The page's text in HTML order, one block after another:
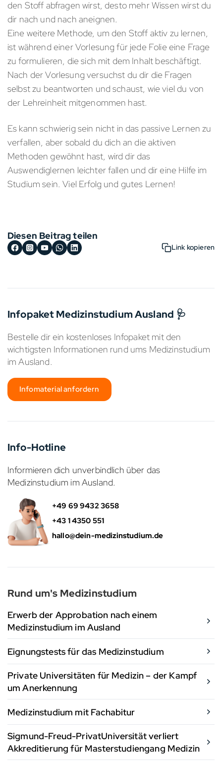
den Stoff abfragen wirst, desto mehr Wissen wirst du
dir nach und nach aneignen.
Eine weitere Methode, um den Stoff aktiv zu lernen,
ist während einer Vorlesung für jede Folie eine Frage
zu formulieren, die sich mit dem Inhalt beschäftigt.
Nach der Vorlesung versuchst du dir die Fragen
selbst zu beantworten und schaust, wie viel du von
der Lehreinheit mitgenommen hast.
Es kann schwierig sein nicht in das passive Lernen zu
verfallen, aber sobald du dich an die aktiven
Methoden gewöhnt hast, wird dir das
Auswendiglernen leichter fallen und dir eine Hilfe im
Studium sein. Viel Erfolg und gutes Lernen!
Diesen Beitrag teilen
Link kopieren
Infopaket Medizinstudium Ausland 🩺
Bestelle dir ein kostenloses Infopaket mit den
wichtigsten Informationen rund ums Medizinstudium
im Ausland.
Infomaterial anfordern
Info-Hotline
Informieren dich unverbindlich über das
Medizinstudium im Ausland.
+49 69 9432 3658
+43 1 4350 551
hallo@dein-medizinstudium.de
Rund um's Medizinstudium
Erwerb der Approbation nach einem
Medizinstudium im Ausland
Eignungstests für das Medizinstudium
Private Universitäten für Medizin – der Kampf
um Anerkennung
Medizinstudium mit Fachabitur
Sigmund-Freud-PrivatUniversität verliert
Akkreditierung für Masterstudiengang Medizin